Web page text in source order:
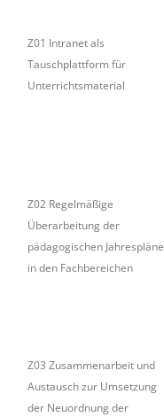
Z01 Intranet als
Tauschplattform für
Unterrichtsmaterial
Z02 Regelmäßige
Überarbeitung der
pädagogischen Jahrespläne
in den Fachbereichen
Z03 Zusammenarbeit und
Austausch zur Umsetzung
der Neuordnung der